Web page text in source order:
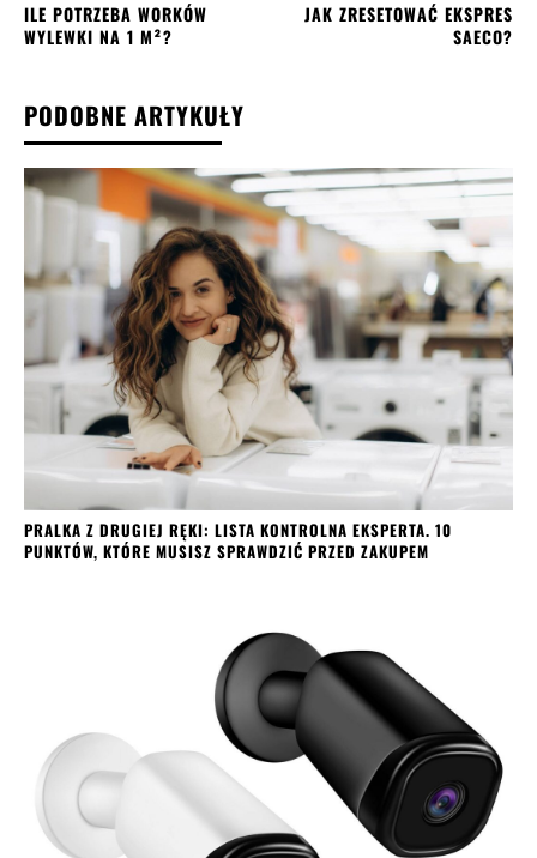
ILE POTRZEBA WORKÓW
WYLEWKI NA 1 M²?
JAK ZRESETOWAĆ EKSPRES
SAECO?
PODOBNE ARTYKUŁY
​PRALKA Z DRUGIEJ RĘKI: LISTA KONTROLNA EKSPERTA. 10
PUNKTÓW, KTÓRE MUSISZ SPRAWDZIĆ PRZED ZAKUPEM